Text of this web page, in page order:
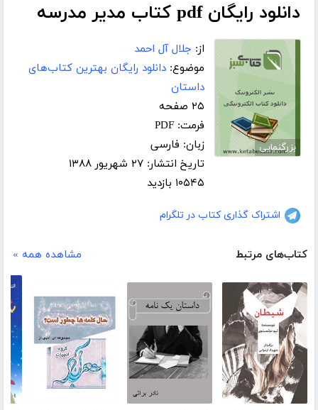
دانلود رایگان pdf کتاب مدیر مدرسه
بزرگنمایی
از: جلال آل احمد
موضوع: دانلود رایگان بهترین کتاب‌های
داستان
۲۵ صفحه
فرمت: PDF
زبان: فارسی
تاریخ انتشار: ۲۷ شهریور ۱۳۸۸
۱۰۵۴۵ بازدید
اشتراک گذاری کتاب در تلگرام
کتاب‌های مرتبط مشاهده همه »